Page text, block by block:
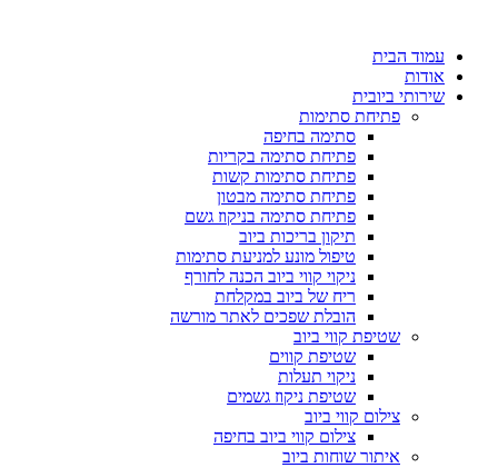
עמוד הבית
אודות
שירותי ביובית
פתיחת סתימות
סתימה בחיפה
פתיחת סתימה בקריות
פתיחת סתימות קשות
פתיחת סתימה מבטון
פתיחת סתימה בניקוז גשם
תיקון בריכות ביוב
טיפול מונע למניעת סתימות
ניקוי קווי ביוב הכנה לחורף
ריח של ביוב במקלחת
הובלת שפכים לאתר מורשה
שטיפת קווי ביוב
שטיפת קווים
ניקוי תעלות
שטיפת ניקוז גשמים
צילום קווי ביוב
צילום קווי ביוב בחיפה
איתור שוחות ביוב